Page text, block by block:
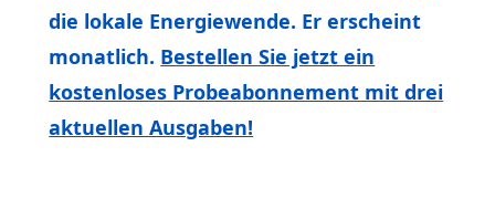
die lokale Energiewende. Er erscheint
monatlich. Bestellen Sie jetzt ein
kostenloses Probeabonnement mit drei
aktuellen Ausgaben!